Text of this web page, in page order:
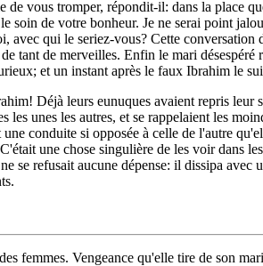
vous tromper, répondit-il: dans la place
de votre bonheur. Je ne serai point
qui le seriez-vous? Cette
tant de merveilles. Enfin le mari
et un instant après le faux Ibrahim le
Déjà leurs eunuques avaient repris
unes les autres, et se rappelaient les
conduite si opposée à celle de l'autre
une chose singulière de les voir dans
se refusait aucune dépense: il dissipa
femmes. Vengeance qu'elle tire de son